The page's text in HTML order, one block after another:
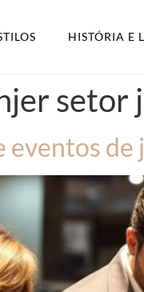
HISTÓRIA E
setor
eventos de